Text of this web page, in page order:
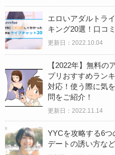
エロいアダルトラ
キング20選！口コ
更新日：2022.10.04
【2022年】無料の
プリおすすめラン
対応！使う際に気
問をご紹介！
更新日：2022.11.14
YYCを攻略する6
デートの誘い方な